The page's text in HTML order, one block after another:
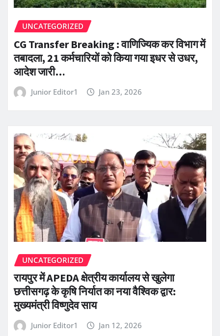
UNCATEGORIZED
CG Transfer Breaking : वाणिज्यिक कर विभाग में
तबादला, 21 कर्मचारियों को किया गया इधर से उधर,
आदेश जारी…
Junior Editor1 Jan 23, 2026
UNCATEGORIZED
रायपुर में APEDA क्षेत्रीय कार्यालय से खुलेगा
छत्तीसगढ़ के कृषि निर्यात का नया वैश्विक द्वार:
मुख्यमंत्री विष्णुदेव साय
Junior Editor1 Jan 12, 2026